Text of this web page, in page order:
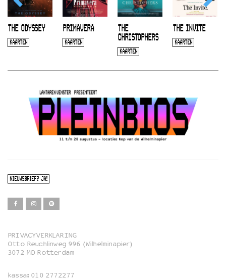
THE ODYSSEY
KAARTEN
PRIMAVERA
KAARTEN
THE
CHRISTOPHERS
KAARTEN
THE INVITE
KAARTEN
NIEUWSBRIEF? JA!
Film
PRIVACYVERKLARING
Otto Reuchlinweg 996 (Wilhelminapier)
3072 MD Rotterdam
kassa: 010 2772277